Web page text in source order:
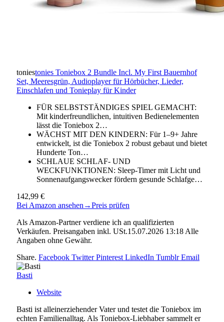
toniestonies Toniebox 2 Bundle Incl. My First Bauernhof
Set, Meeresgrün, Audioplayer für Hörbücher, Lieder,
Einschlafen und Tonieplay für Kinder
FÜR SELBSTSTÄNDIGES SPIEL GEMACHT:
Mit kinderfreundlichen, intuitiven Bedienelementen
lässt die Toniebox 2…
WÄCHST MIT DEN KINDERN: Für 1–9+ Jahre
entwickelt, ist die Toniebox 2 robust gebaut und bietet
Hunderte Ton…
SCHLAUE SCHLAF- UND
WECKFUNKTIONEN: Sleep-Timer mit Licht und
Sonnenaufgangswecker fördern gesunde Schlafge…
142,99 €
Bei Amazon ansehen →Preis prüfen
Als Amazon-Partner verdiene ich an qualifizierten
Verkäufen. Preisangaben inkl. USt.15.07.2026 13:18 Alle
Angaben ohne Gewähr.
Share. Facebook Twitter Pinterest LinkedIn Tumblr Email
Basti
Website
Basti ist alleinerziehender Vater und testet die Toniebox im
echten Familienalltag. Als Toniebox-Liebhaber sammelt er